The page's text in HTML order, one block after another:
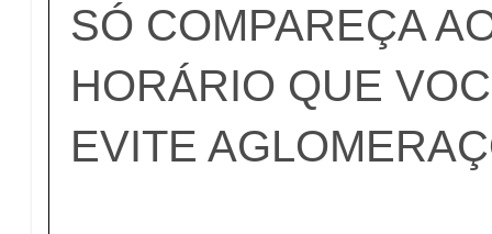
SÓ COMPAREÇA
HORÁRIO QUE
EVITE